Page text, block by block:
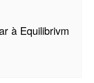
à Equilibrivm